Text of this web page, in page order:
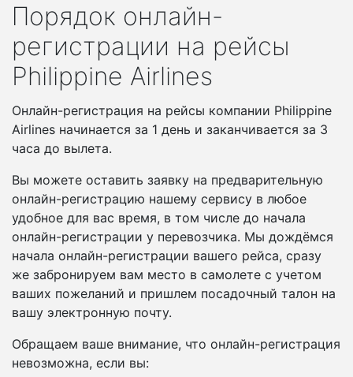
Порядок онлайн-
регистрации на рейсы
Philippine Airlines
Онлайн-регистрация на рейсы компании Philippine
Airlines начинается за 1 день и заканчивается за 3
часа до вылета.
Вы можете оставить заявку на предварительную
онлайн-регистрацию нашему сервису в любое
удобное для вас время, в том числе до начала
онлайн-регистрации у перевозчика. Мы дождёмся
начала онлайн-регистрации вашего рейса, сразу
же забронируем вам место в самолете с учетом
ваших пожеланий и пришлем посадочный талон на
вашу электронную почту.
Обращаем ваше внимание, что онлайн-регистрация
невозможна, если вы: